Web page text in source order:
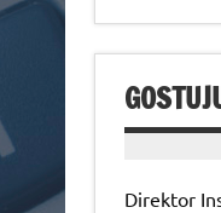
Direktor